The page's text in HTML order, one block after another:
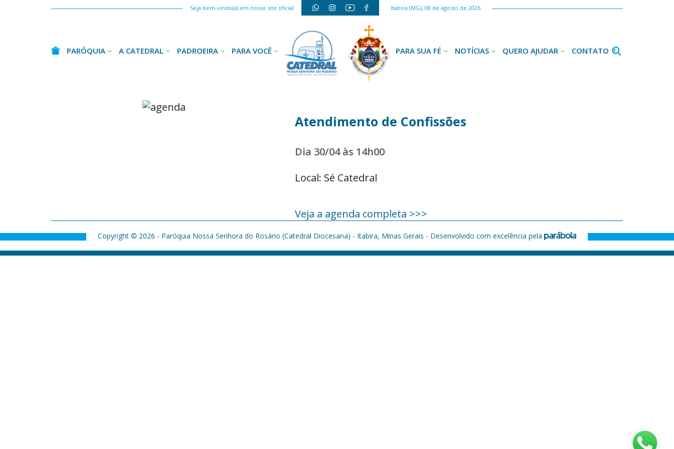
Seja bem-vindo(a) em nosso site oficial Itabira (MG), 08 de agosto de 2026
PARÓQUIA A CATEDRAL PADROEIRA PARA VOCÊ PARA SUA FÉ NOTÍCIAS QUERO AJUDAR CONTATO
Atendimento de Confissões
Dia 30/04 às 14h00
Local: Sé Catedral
Veja a agenda completa >>>
Copyright © 2026 - Paróquia Nossa Senhora do Rosário (Catedral Diocesana) - Itabira, Minas Gerais - Desenvolvido com excelência pela